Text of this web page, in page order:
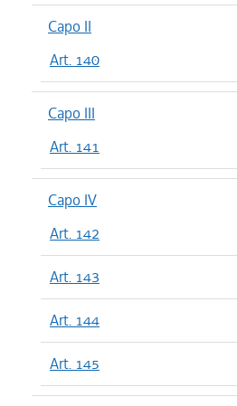
Capo II
Art. 140
Capo III
Art. 141
Capo IV
Art. 142
Art. 143
Art. 144
Art. 145